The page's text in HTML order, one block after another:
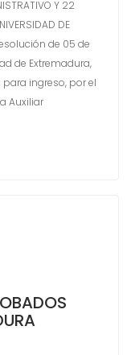
Y 22
DE
de 05 de
de Extremadura,
ingreso, por el
Auxiliar